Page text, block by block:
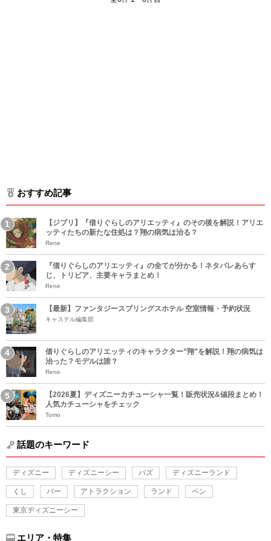
おすすめ記事
【ジブリ】『借りぐらしのアリエッティ』のその後を解説！アリエ
ッティたちの新たな住処は？翔の病気は治る？
Rene
『借りぐらしのアリエッティ』の全てが分かる！ネタバレあらす
じ、トリビア、主要キャラまとめ！
Rene
【最新】ファンタジースプリングスホテル 空室情報・予約状況
キャステル編集部
借りぐらしのアリエッティのキャラクター”翔”を解説！翔の病気は
治った？モデルは誰？
Rene
【2026夏】ディズニーカチューシャ一覧！販売状況&値段まとめ！
人気カチューシャをチェック
Tomo
話題のキーワード
ディズニー ディズニーシー バズ ディズニーランド
くし バー アトラクション ランド ペン
東京ディズニーシー
エリア・特集